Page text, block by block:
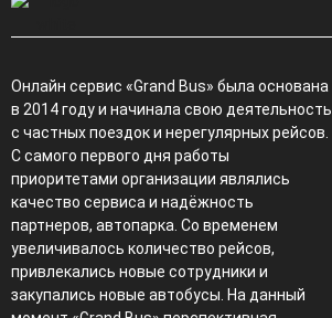
Онлайн сервис «Grand Bus» была основана
в 2014 году и начинала свою деятельность
с частных поездок и нерегулярных рейсов.
С самого первого дня работы
приоритетами организации являлись
качество сервиса и надёжность
партнеров, автопарка. Со временем
увеличивалось количество рейсов,
привлекались новые сотрудники и
закупались новые автобусы. На данный